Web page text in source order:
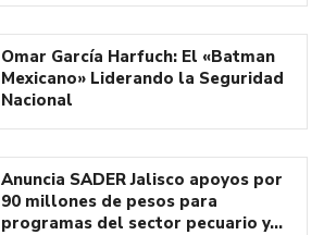
Omar García Harfuch: El «Batman
Mexicano» Liderando la Seguridad
Nacional
Anuncia SADER Jalisco apoyos por
90 millones de pesos para
programas del sector pecuario y…